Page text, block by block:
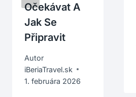
Očekávat A
Jak Se
Připravit
Autor
iBeriaTravel.sk
1. februára 2026